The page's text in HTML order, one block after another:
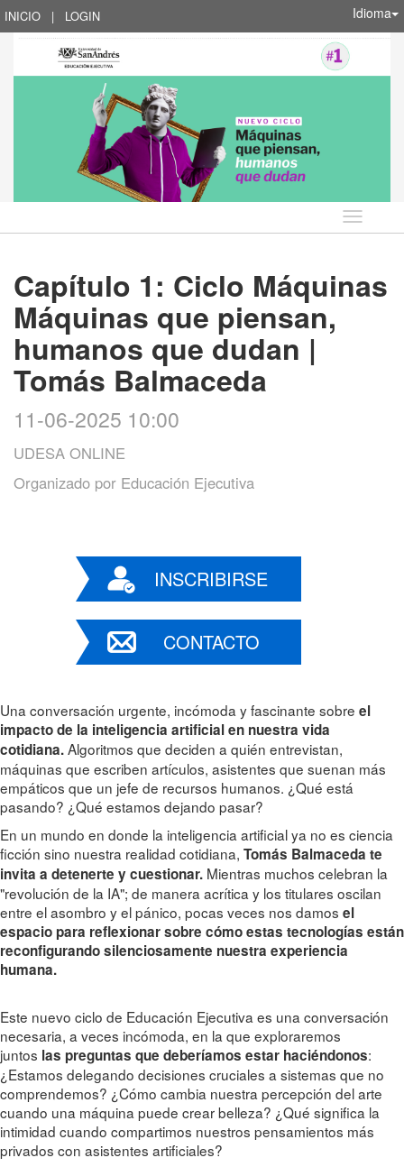
INICIO | LOGIN Idioma
Idioma
Capítulo 1: Ciclo Máquinas
Máquinas que piensan,
humanos que dudan |
Tomás Balmaceda
11-06-2025 10:00
UDESA ONLINE
Organizado por Educación Ejecutiva
INSCRIBIRSE
CONTACTO
Una conversación urgente, incómoda y fascinante sobre el
impacto de la inteligencia artificial en nuestra vida
cotidiana.Algoritmos que deciden a quién entrevistan,
máquinas que escriben artículos, asistentes que suenan más
empáticos que un jefe de recursos humanos. ¿Qué está
pasando? ¿Qué estamos dejando pasar?
En un mundo en donde la inteligencia artificial ya no es ciencia
ficción sino nuestra realidad cotidiana, Tomás Balmaceda te
invita a detenerte y cuestionar. Mientras muchos celebran la
"revolución de la IA"; de manera acrítica y los titulares oscilan
entre el asombro y el pánico, pocas veces nos damos el
espacio para reflexionar sobre cómo estas tecnologías están
reconfigurando silenciosamente nuestra experiencia
humana.
Este nuevo ciclo de Educación Ejecutiva es una conversación
necesaria, a veces incómoda, en la que exploraremos
juntos las preguntas que deberíamos estar haciéndonos:
¿Estamos delegando decisiones cruciales a sistemas que no
comprendemos? ¿Cómo cambia nuestra percepción del arte
cuando una máquina puede crear belleza? ¿Qué significa la
intimidad cuando compartimos nuestros pensamientos más
privados con asistentes artificiales?